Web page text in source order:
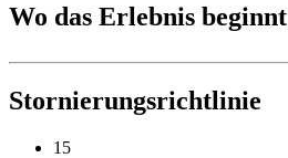
Wo das Erlebnis beginnt
Stornierungsrichtlinie
15